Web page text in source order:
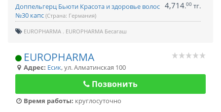
Доппельгерц Бьюти Красота и здоровье волос
№30 капс (Страна: Германия)
4,714.00 тг.
EUROPHARMA EUROPHARMA Бесагаш
EUROPHARMA
Адрес: Есик,ул. Алматинская 100
Позвонить
Время работы: круглосуточно